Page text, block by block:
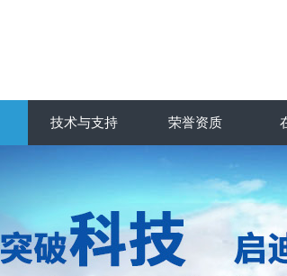
技术与支持 荣誉资质